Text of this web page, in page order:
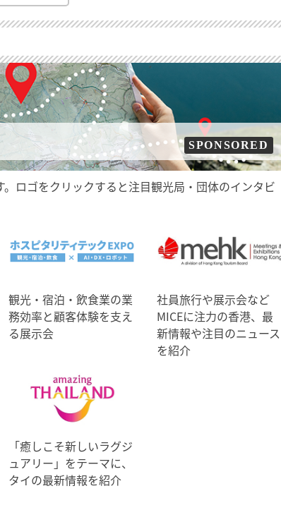
SPONSORED
ロゴをクリックすると注目観光局・団体のインタビ
観光・宿泊・飲食業の業
務効率と顧客体験を支え
る展示会
社員旅行や展示会など
MICEに注力の香港、最
新情報や注目のニュース
を紹介
「癒しこそ新しいラグジ
ュアリー」をテーマに、
タイの最新情報を紹介